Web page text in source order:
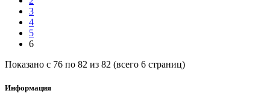
3
4
5
6
Показано с 76 по 82 из 82 (всего 6 страниц)
Информация